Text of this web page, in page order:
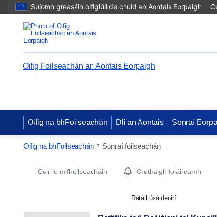
Suíomh gréasáin oifigiúil de chuid an Aontais Eorpaigh
Oifig Foilseachán an Aontais Eorpaigh
Oifig na bhFoilseachán Dlí an Aontais Sonraí
Oifig na bhFoilseachán Sonraí foilseachán
Publication Detail Actions Portlet
Cuir le m'fhoilseacháin Cruthaigh foláireamh
Rátáil úsáideoirí